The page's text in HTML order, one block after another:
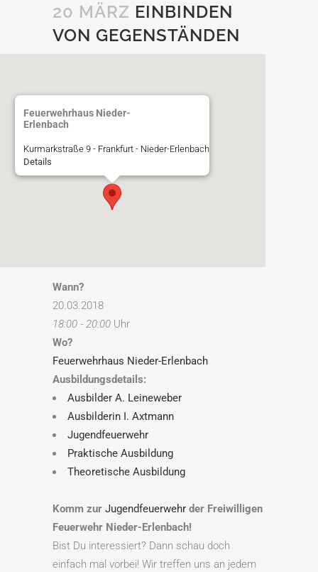
20 MÄRZ EINBINDEN
VON GEGENSTÄNDEN
Feuerwehrhaus Nieder-
Erlenbach
Kurmarkstraße 9 - Frankfurt - Nieder-Erlenbach
Details
Wann?
20.03.2018
18:00 - 20:00 Uhr
Wo?
Feuerwehrhaus Nieder-Erlenbach
Ausbildungsdetails:
Ausbilder A. Leineweber
Ausbilderin I. Axtmann
Jugendfeuerwehr
Praktische Ausbildung
Theoretische Ausbildung
Komm zur Jugendfeuerwehr der Freiwilligen
Feuerwehr Nieder-Erlenbach!
Bist Du interessiert? Dann schau doch
einfach mal vorbei! Wir treffen uns an jedem